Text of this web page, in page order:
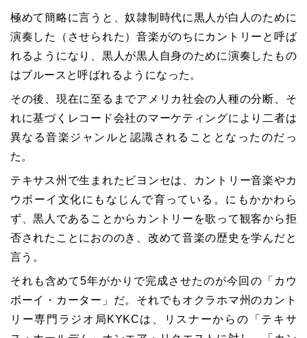
極めて簡略に言うと、奴隷制時代に黒人が白人のために
演奏した（させられた）音楽がのちにカントリーと呼ば
れるようになり、黒人が黒人自身のために演奏したもの
はブルースと呼ばれるようになった。
その後、現在に至るまでアメリカ社会の人種の分断、そ
れに基づくレコード会社のマーケティングにより二者は
異なる音楽ジャンルと認識されることとなったのだっ
た。
テキサス州で生まれたビヨンセは、カントリー音楽やカ
ウボーイ文化にもなじんで育っている。にもかかわら
ず、黒人であることからカントリーを歌って観客から拒
否されたことにおののき、改めて音楽の歴史を学んだと
言う。
それも含めて5年がかりで完成させたのが今回の「カウ
ボーイ・カーター」だ。それでもオクラホマ州のカント
リー専門ラジオ局KYKCは、リスナーからの「テキサ